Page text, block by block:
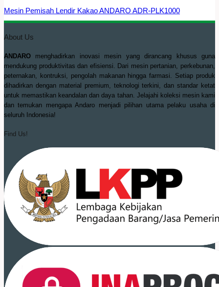
Mesin Pemisah Lendir Kakao ANDARO ADR-PLK1000
About Us
ANDARO menghadirkan inovasi mesin yang dirancang khusus guna
mendukung produktivitas dan efisiensi. Dari mesin pertanian, perkebunan,
peternakan, kontruksi, pengolah makanan hingga farmasi. Setiap produk
dihadirkan dengan material premium, teknologi terkini, dan standar ketat
untuk memastikan keandalan dan daya tahan. Jelajahi koleksi mesin kami
dan temukan mengapa Andaro menjadi pilihan utama pelaku usaha di
seluruh Indonesia!
Find Us!